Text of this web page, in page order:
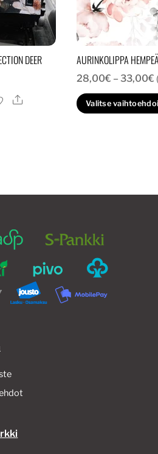
DEER
Ale
AURINKOLIPPA
28,00€ – 33,00€
-
Valitse